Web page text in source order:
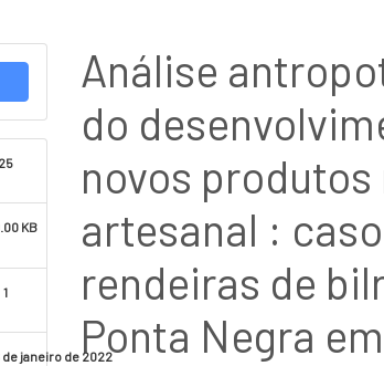
25
KB
1
de janeiro de 2022
Análise
do
novos
artesanal :
rendeiras de
Ponta Negra